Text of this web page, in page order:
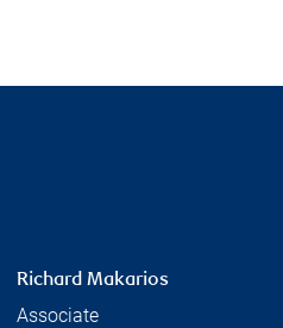
Richard Makarios
Associate